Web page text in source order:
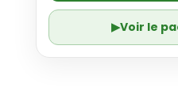
▶Voir le